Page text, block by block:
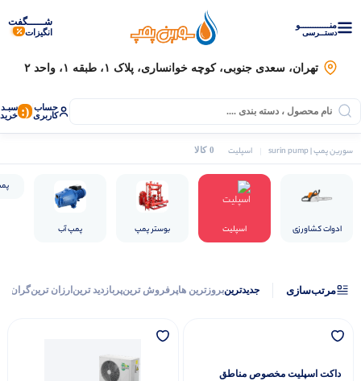
منــــــــــــو
دستــرسی
شـــــگفت
انگیزات
تهران، سعدی جنوبی، کوچه خوانساری، پلاک ۱، طبقه ۱، واحد ۲
حساب
کاربری (: سبـد
خرید
سورین پمپ | surin pump اسپلیت 0 کالا
ادوات کشاورزی اسپلیت بوستر پمپ پمپ آب
مرتب‌سازی جدیدترینبروزترین هاپرفروش ترینپربازدید ترین ارزان ترینگران
داکت اسپلیت مخصوص مناطق